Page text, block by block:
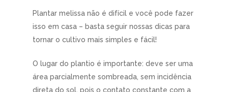
Plantar melissa não é difícil e você pode fazer
isso em casa – basta seguir nossas dicas para
tornar o cultivo mais simples e fácil!
O lugar do plantio é importante: deve ser uma
área parcialmente sombreada, sem incidência
direta do sol, pois o contato constante com a